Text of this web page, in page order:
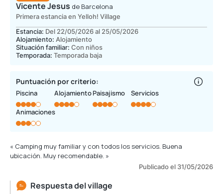
Vicente Jesus de Barcelona
Primera estancia en Yelloh! Village
Estancia: Del 22/05/2026 al 25/05/2026
Alojamiento: Alojamiento
Situación familiar: Con niños
Temporada: Temporada baja
Puntuación por criterio:
Piscina Alojamiento Paisajismo Servicios
Animaciones
« Camping muy familiar y con todos los servicios. Buena
ubicación. Muy recomendable. »
Publicado el 31/05/2026
Respuesta del village